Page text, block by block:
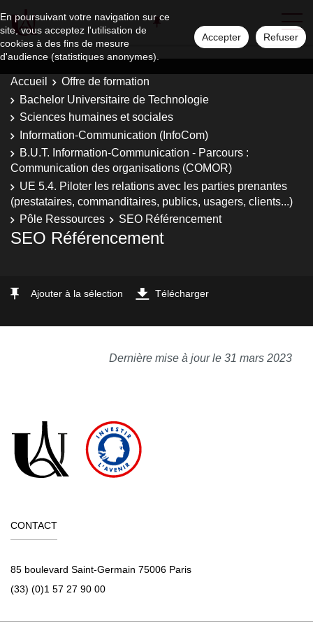
En poursuivant votre navigation sur ce
site, vous acceptez l'utilisation de
cookies à des fins de mesure
d'audience (statistiques anonymes).
Accepter Refuser
Accueil
Offre de formation
Bachelor Universitaire de Technologie
Sciences humaines et sociales
Information-Communication (InfoCom)
B.U.T. Information-Communication - Parcours :
Communication des organisations (COMOR)
UE 5.4. Piloter les relations avec les parties prenantes
(prestataires, commanditaires, publics, usagers, clients...)
Pôle Ressources
SEO Référencement
SEO Référencement
Ajouter à la sélection Télécharger
Dernière mise à jour le 31 mars 2023
CONTACT
85 boulevard Saint-Germain 75006 Paris
(33) (0)1 57 27 90 00